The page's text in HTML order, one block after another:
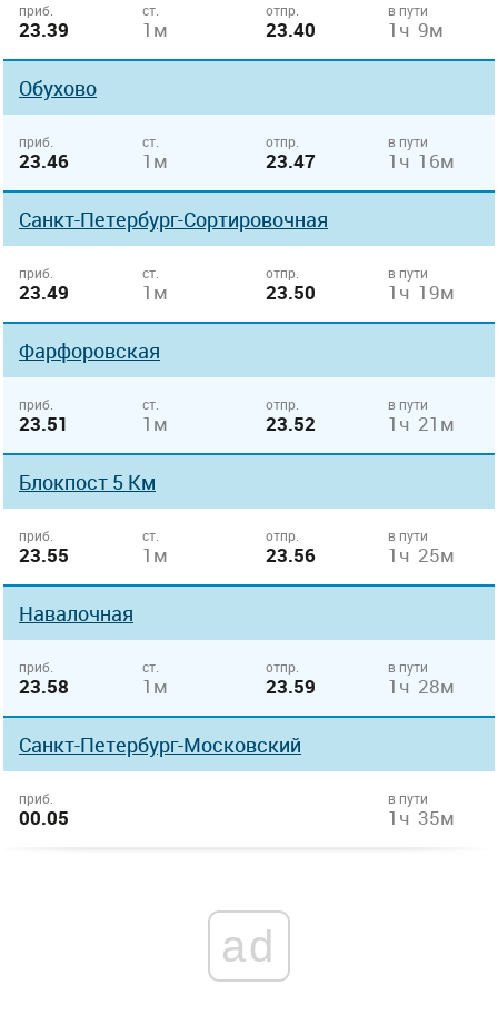
приб.
23.39
ст.
1м
отпр.
23.40
в пути
1ч 9м
Обухово
приб.
23.46
ст.
1м
отпр.
23.47
в пути
1ч 16м
Санкт-Петербург-Сортировочная
приб.
23.49
ст.
1м
отпр.
23.50
в пути
1ч 19м
Фарфоровская
приб.
23.51
ст.
1м
отпр.
23.52
в пути
1ч 21м
Блокпост 5 Км
приб.
23.55
ст.
1м
отпр.
23.56
в пути
1ч 25м
Навалочная
приб.
23.58
ст.
1м
отпр.
23.59
в пути
1ч 28м
Санкт-Петербург-Московский
приб.
00.05
в пути
1ч 35м
ad